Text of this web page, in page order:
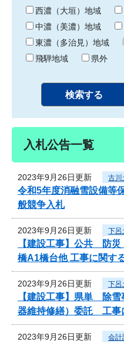
り 西濃（大垣）地域
中濃（美濃）地域
東濃（多治見）地域
飛騨地域
県外
入札公告一覧
2023年9月26日更新 古川
令和5年度消融雪設備等
般競争入札
2023年9月26日更新 下呂
【建設工事】公共 防災
橋A1橋台他 工事に関す
2023年9月26日更新 下呂
【建設工事】県単 除雪
器維持修繕）委託 工事
2023年9月26日更新 会計